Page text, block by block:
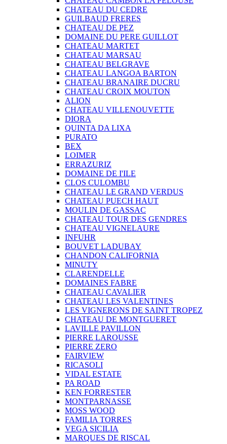
CHATEAU DU CEDRE
GUILBAUD FRERES
CHATEAU DE PEZ
DOMAINE DU PERE GUILLOT
CHATEAU MARTET
CHATEAU MARSAU
CHATEAU BELGRAVE
CHATEAU LANGOA BARTON
CHATEAU BRANAIRE DUCRU
CHATEAU CROIX MOUTON
ALION
CHATEAU VILLENOUVETTE
DIORA
QUINTA DA LIXA
PURATO
BEX
LOIMER
ERRAZURIZ
DOMAINE DE I'ILE
CLOS CULOMBU
CHATEAU LE GRAND VERDUS
CHATEAU PUECH HAUT
MOULIN DE GASSAC
CHATEAU TOUR DES GENDRES
CHATEAU VIGNELAURE
INFUHR
BOUVET LADUBAY
CHANDON CALIFORNIA
MINUTY
CLARENDELLE
DOMAINES FABRE
CHATEAU CAVALIER
CHATEAU LES VALENTINES
LES VIGNERONS DE SAINT TROPEZ
CHATEAU DE MONTGUERET
LAVILLE PAVILLON
PIERRE LAROUSSE
PIERRE ZERO
FAIRVIEW
RICASOLI
VIDAL ESTATE
PA ROAD
KEN FORRESTER
MONTPARNASSE
MOSS WOOD
FAMILIA TORRES
VEGA SICILIA
MARQUES DE RISCAL